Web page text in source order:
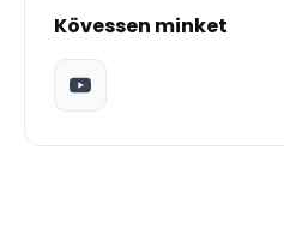
Kövessen minket